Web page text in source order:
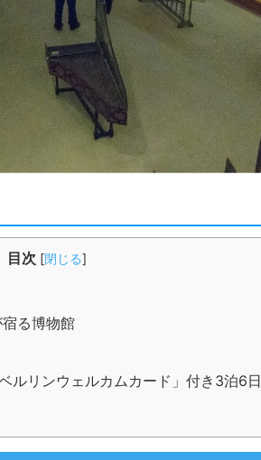
目次 [閉じる]
る博物館
ルリンウェルカムカード」付き3泊6